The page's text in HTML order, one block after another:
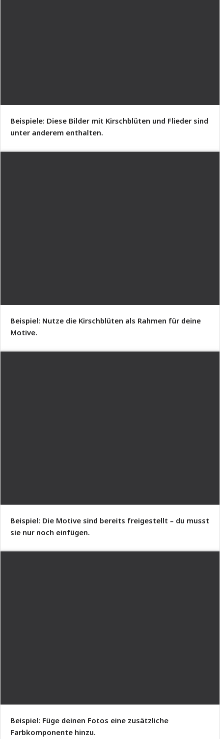
Beispiele: Diese Bilder mit Kirschblüten und Flieder sind
unter anderem enthalten.
Beispiel: Nutze die Kirschblüten als Rahmen für deine
Motive.
Beispiel: Die Motive sind bereits freigestellt – du musst
sie nur noch einfügen.
Beispiel: Füge deinen Fotos eine zusätzliche
Farbkomponente hinzu.